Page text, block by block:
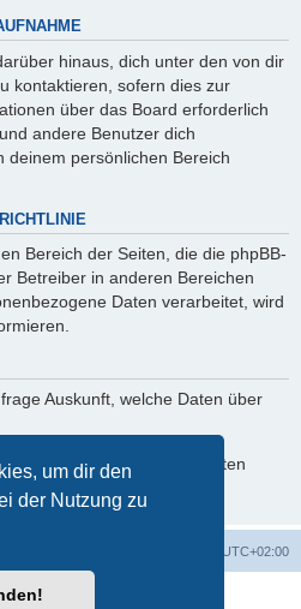
um dir den
der Nutzung zu
hinaus, dich unter den von dir
kontaktieren, sofern dies zur
über das Board erforderlich
andere Benutzer dich
deinem persönlichen Bereich
Bereich der Seiten, die die phpBB-
Betreiber in anderen Bereichen
Daten verarbeitet, wird
Auskunft, welche Daten über
bzw. Sperrung deiner Daten
den Betreiber.
UTC+02:00
Software © phpBB Limited